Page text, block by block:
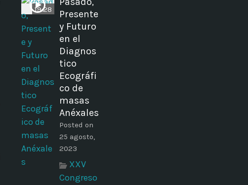
19:28
Presente
y Futuro
en el
Diagnos
tico
Ecográfi
co de
masas
Anéxales
Posted on
25 agosto,
2023
XXV
Congreso